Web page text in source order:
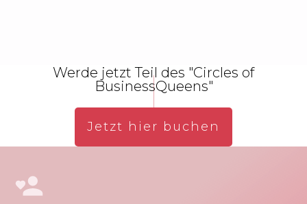
Werde jetzt Teil des "Circles of
BusinessQueens"
Jetzt hier buchen